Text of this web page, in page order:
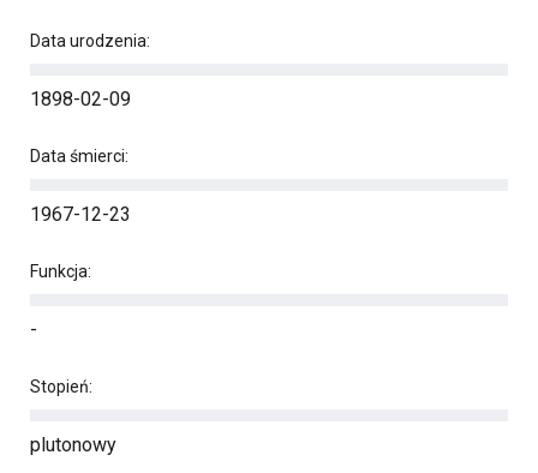
Data urodzenia:
1898-02-09
Data śmierci:
1967-12-23
Funkcja:
-
Stopień:
plutonowy